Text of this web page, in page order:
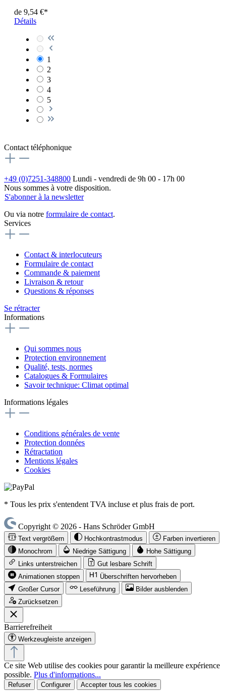
de 9,54 €*
Détails
1
2
3
4
5
Contact téléphonique
+49 (0)7251-348800 Lundi - vendredi de 9h 00 - 17h 00
Nous sommes à votre disposition.
S'abonner à la newsletter
Ou via notre formulaire de contact.
Services
Contact & interlocuteurs
Formulaire de contact
Commande & paiement
Livraison & retour
Questions & réponses
Se rétracter
Informations
Qui sommes nous
Protection environnement
Qualité, tests, normes
Catalogues & Formulaires
Savoir technique: Climat optimal
Informations légales
Conditions générales de vente
Protection données
Rétractation
Mentions légales
Cookies
* Tous les prix s'entendent TVA incluse et plus frais de port.
Copyright © 2026 - Hans Schröder GmbH
Text vergrößern Hochkontrastmodus
Farben invertieren
Monochrom
Niedrige Sättigung
Hohe Sättigung
Links unterstreichen
Gut lesbare Schrift
Animationen stoppen
Überschriften hervorheben
Großer Cursor
Leseführung
Bilder ausblenden
Zurücksetzen
Barrierefreiheit
Werkzeugleiste anzeigen
Ce site Web utilise des cookies pour garantir la meilleure expérience
possible. Plus d'informations...
Refuser Configurer Accepter tous les cookies